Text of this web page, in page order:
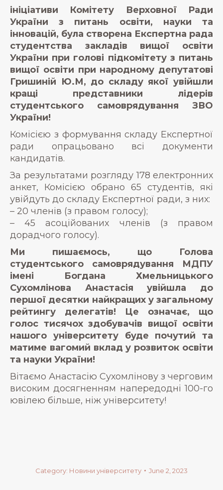
ініціативи Комітету Верховної Ради
України з питань освіти, науки та
інновацій, була створена Експертна рада
студентства закладів вищої освіти
України при голові підкомітету з питань
вищої освіти при народному депутатові
Гришиній Ю.М, до складу якої увійшли
кращі представники лідерів
студентського самоврядування ЗВО
України!
Комісією з формування складу Експертної
ради опрацьовано всі документи
кандидатів.
За результатами розгляду 178 електронних
анкет, Комісією обрано 65 студентів, які
увійдуть до складу Експертної ради, з них:
– 20 членів (з правом голосу);
– 45 асоційованих членів (з правом
дорадчого голосу).
Ми пишаємось, що Голова
студентського самоврядування МДПУ
імені Богдана Хмельницького
Сухомлінова Анастасія увійшла до
першої десятки найкращих у загальному
рейтингу делегатів! Це означає, що
голос тисячох здобувачів вищої освіти
нашого університету буде почутий та
матиме вагомий вклад у розвиток освіти
та науки України!
Вітаємо Анастасію Сухомлінову з черговим
високим досягненням напередодні 100-го
ювілею більше, ніж університету!
Category: Новини університету June 2, 2023